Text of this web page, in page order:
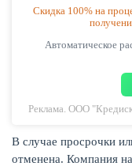
Cкидка 100% на
Автоматическое
Реклама. ООО
В случае просрочки
отменена. Компания